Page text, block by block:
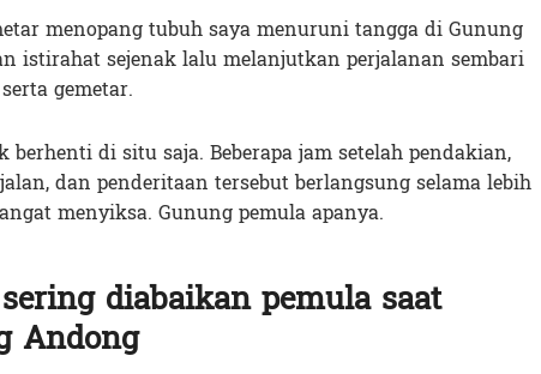
menopang tubuh saya menuruni tangga di Gunung
istirahat sejenak lalu melanjutkan perjalanan sembari
gemetar.
berhenti di situ saja. Beberapa jam setelah pendakian,
dan penderitaan tersebut berlangsung selama lebih
menyiksa. Gunung pemula apanya.
diabaikan pemula saat
Andong